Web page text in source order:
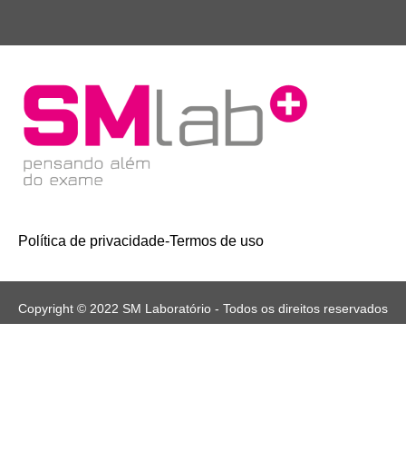
Política de privacidade-Termos de uso
Copyright © 2022 SM Laboratório - Todos os direitos reservados